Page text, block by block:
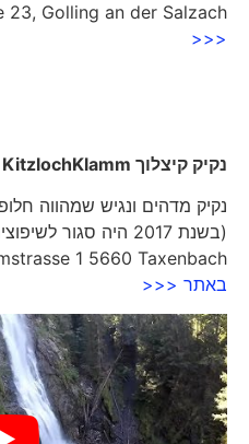
23, Golling an der Salzach
<<<
נקיק קיצלוךKitzlochKlamm
נקיק מדהים ונגיש שמהווה חלופה
(בשנת 2017 היה סגור
1 5660 Taxenbach .
באתר <<<